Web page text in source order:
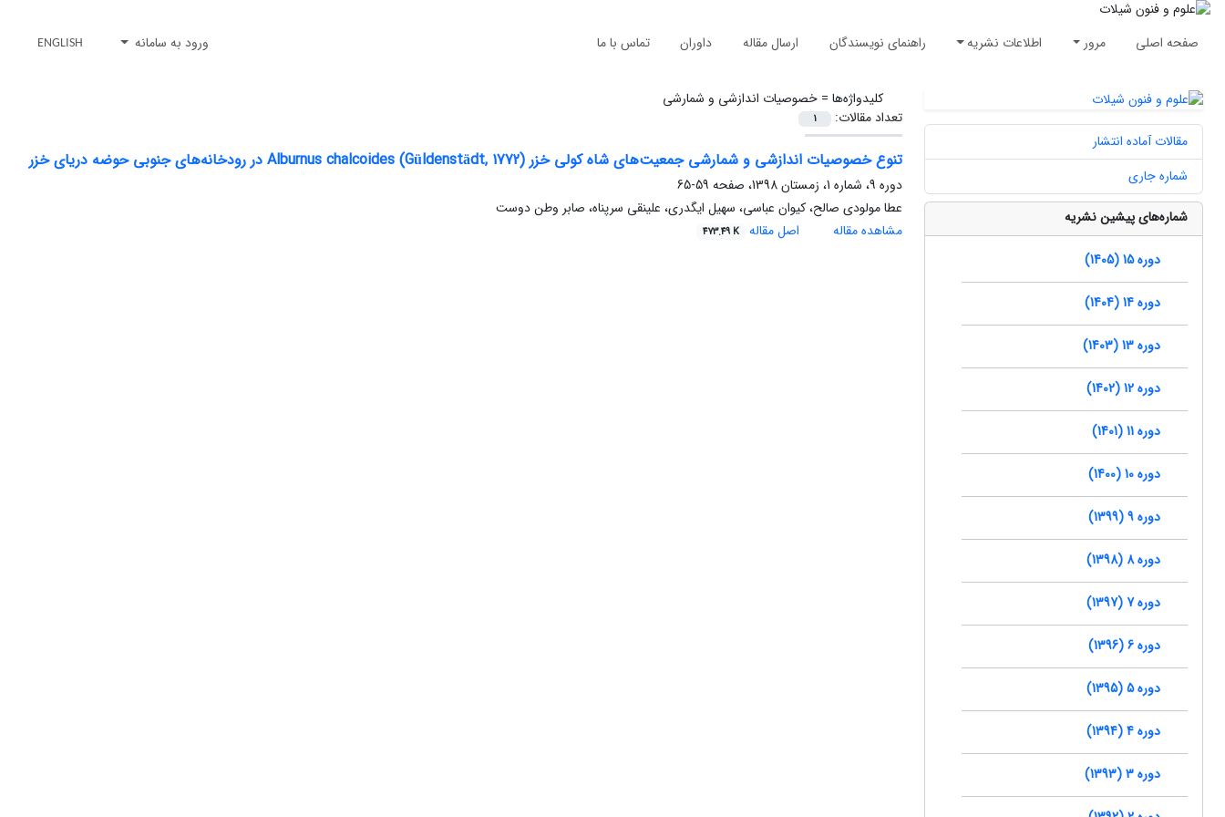
صفحه اصلی مرور اطلاعات نشریه راهنمای نویسندگان ارسال مقاله داوران تماس با ما ورود به سامانه ENGLISH
کلیدواژه‌ها =خصوصیات اندازشی و شمارشی
تعداد مقالات:
1
تنوع خصوصیات اندازشی و شمارشی جمعیت‌های شاه کولی خزر Alburnus chalcoides (Güldenstädt, 1772) در رودخانه‌های جنوبی حوضه دریای خزر
دوره 9، شماره 1، زمستان 1398، صفحه
59-65
عطا مولودی صالح، کیوان عباسی، سهیل ایگدری، علینقی سرپناه، صابر وطن دوست
مشاهده مقاله
اصل مقاله 473.49 K
مقالات آماده انتشار
شماره جاری
شماره‌های پیشین نشریه
دوره 15 (1405)
دوره 14 (1404)
دوره 13 (1403)
دوره 12 (1402)
دوره 11 (1401)
دوره 10 (1400)
دوره 9 (1399)
دوره 8 (1398)
دوره 7 (1397)
دوره 6 (1396)
دوره 5 (1395)
دوره 4 (1394)
دوره 3 (1393)